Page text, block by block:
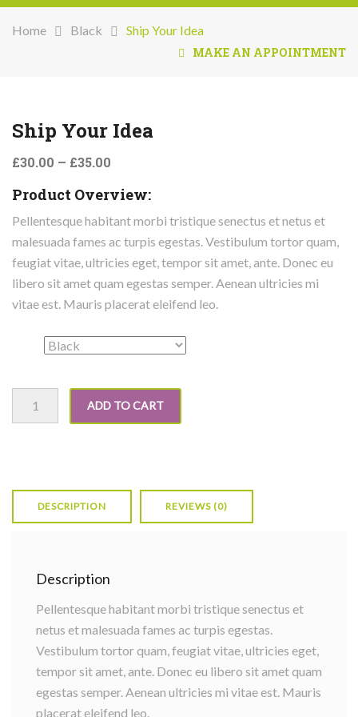
Home Black
Ship Your Idea
MAKE AN APPOINTMENT
Ship Your Idea
£30.00 – £35.00
Product Overview:
Pellentesque habitant morbi tristique senectus et netus et
malesuada fames ac turpis egestas. Vestibulum tortor quam,
feugiat vitae, ultricies eget, tempor sit amet, ante. Donec eu
libero sit amet quam egestas semper. Aenean ultricies mi
vitae est. Mauris placerat eleifend leo.
Ship Your Idea quantity
ADD TO CART
DESCRIPTION REVIEWS (0)
Description
Pellentesque habitant morbi tristique senectus et
netus et malesuada fames ac turpis egestas.
Vestibulum tortor quam, feugiat vitae, ultricies eget,
tempor sit amet, ante. Donec eu libero sit amet quam
egestas semper. Aenean ultricies mi vitae est. Mauris
placerat eleifend leo.